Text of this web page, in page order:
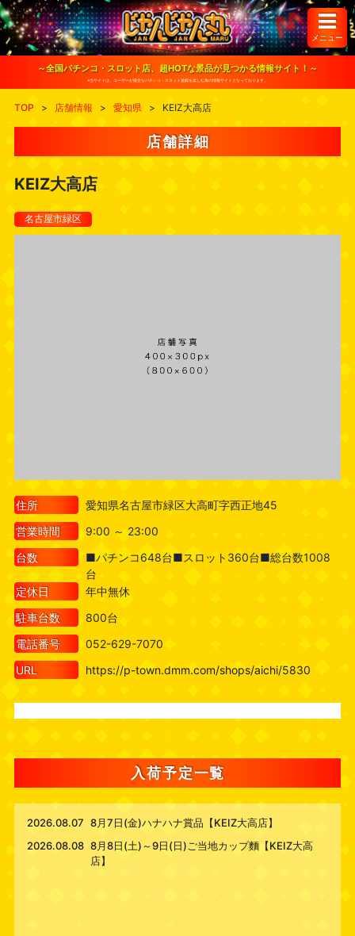
S
k
i
o
メニュー
～全国パチンコ・スロット店、超HOTな景品が見つかる情報サイト！～
※当サイトは、ユーザーが健全なパチンコ・スロット遊戯を楽しむ為の情報サイトとなっております。
TOP > 店舗情報 > 愛知県 > KEIZ大高店
店舗詳細
KEIZ大高店
名古屋市緑区
住所
愛知県名古屋市緑区大高町字西正地45
営業時間
9:00 ～ 23:00
台数
■パチンコ648台■スロット360台■総台数1008
台
定休日
年中無休
駐車台数
800台
電話番号
052-629-7070
URL
https://p-town.dmm.com/shops/aichi/5830
入荷予定一覧
2026.08.07 8月7日(金)ハナハナ賞品【KEIZ大高店】
2026.08.08 8月8日(土)～9日(日)ご当地カップ麵【KEIZ大高
店】